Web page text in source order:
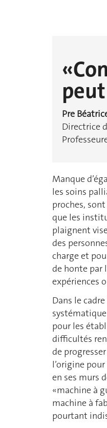
Pre
Directrice
Manque
les soins
proches,
que les
plaignent
des
charge et
de honte par
expériences
Dans le
pour les
difficultés
de
l’origine
en ses murs
«machine à
machine à
pourtant